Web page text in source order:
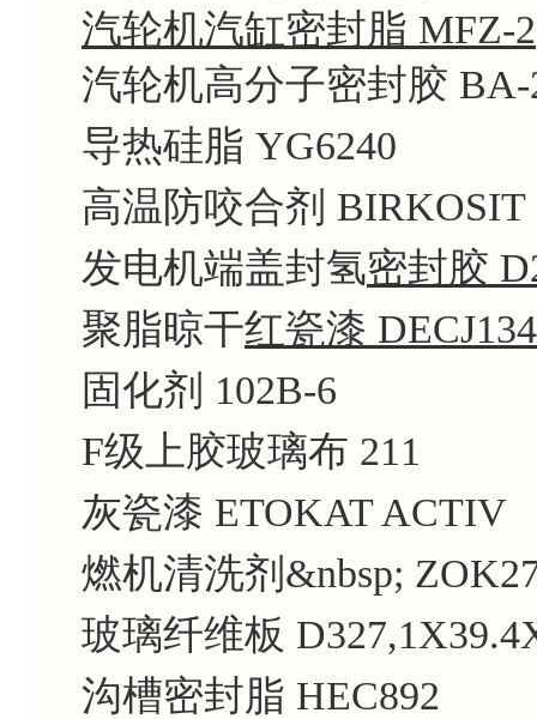
汽轮机汽缸密封脂 MFZ-2
汽轮机高分子密封胶 BA-
导热硅脂 YG6240
高温防咬合剂 BIRKOSIT
发电机端盖封氢密封胶
聚脂晾干红瓷漆
固化剂 102B-6
F级上胶玻璃布 211
灰瓷漆 ETOKAT ACTIV
燃机清洗剂&nbsp;
玻璃纤维板
沟槽密封脂 HEC892